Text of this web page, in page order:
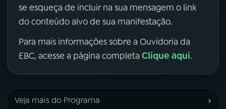
se esqueça de incluir na sua mensagem o link
do conteúdo alvo de sua manifestação.
Para mais informações sobre a Ouvidoria da
EBC, acesse a página completa Clique aqui.
Veja mais do Programa ›